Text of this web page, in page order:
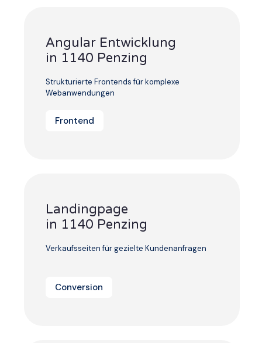
Angular Entwicklung
in 1140 Penzing
Strukturierte Frontends für komplexe
Webanwendungen
Frontend
Landingpage
in 1140 Penzing
Verkaufsseiten für gezielte Kundenanfragen
Conversion